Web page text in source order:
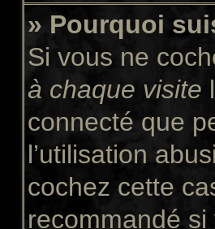
» Pourquoi
Si vous ne
à chaque visite
connecté que
l’utilisation
cochez cette
recommandé